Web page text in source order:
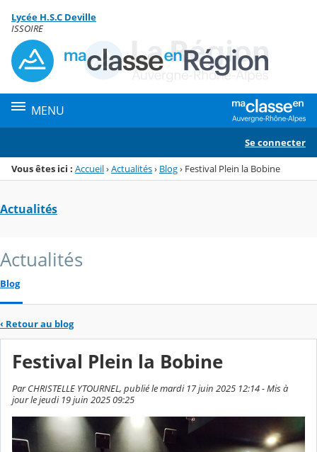
Menu de la rubrique
Contenu
Lycée H.S.C Deville
ISSOIRE
MENU
Se connecter
Vous êtes ici : Accueil›Actualités› Blog› Festival Plein la Bobine
Actualités
Actualités
Blog
‹ Retour au blog
Festival Plein la Bobine
Par CHRISTELLE YTOURNEL, publié le mardi 17 juin 2025 12:14 - Mis à
jour le jeudi 19 juin 2025 09:25